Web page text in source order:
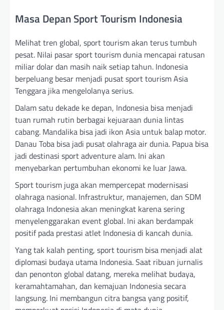
Masa Depan Sport Tourism Indonesia
Melihat tren global, sport tourism akan terus tumbuh
pesat. Nilai pasar sport tourism dunia mencapai ratusan
miliar dolar dan masih naik setiap tahun. Indonesia
berpeluang besar menjadi pusat sport tourism Asia
Tenggara jika mengelolanya serius.
Dalam satu dekade ke depan, Indonesia bisa menjadi
tuan rumah rutin berbagai kejuaraan dunia lintas
cabang. Mandalika bisa jadi ikon Asia untuk balap motor.
Danau Toba bisa jadi pusat olahraga air dunia. Papua bisa
jadi destinasi sport adventure alam. Ini akan
menyebarkan pertumbuhan ekonomi ke luar Jawa.
Sport tourism juga akan mempercepat modernisasi
olahraga nasional. Infrastruktur, manajemen, dan SDM
olahraga Indonesia akan meningkat karena sering
menyelenggarakan event global. Ini akan berdampak
positif pada prestasi atlet Indonesia di kancah dunia.
Yang tak kalah penting, sport tourism bisa menjadi alat
diplomasi budaya utama Indonesia. Saat ribuan jurnalis
dan penonton global datang, mereka melihat budaya,
keramahtamahan, dan kemajuan Indonesia secara
langsung. Ini membangun citra bangsa yang positif,